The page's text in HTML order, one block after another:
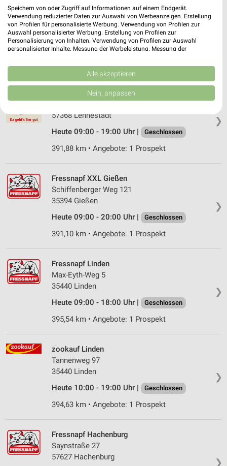
Fressnapf Betzdorf
Kirchener Straße 4
57518 Betzdorf
Heute 09:00 - 18:00 Uhr | Geschlossen
❯
ZOO & Co. Lennestadt
57368 Lennestadt
Heute 09:00 - 19:00 Uhr |
Geschlossen
391,88 km • Angebote: 1 Prospekt
❯
Fressnapf XXL Gießen
Schiffenberger Weg 121
35394 Gießen
Heute 09:00 - 20:00 Uhr |
Geschlossen
391,10 km • Angebote: 1 Prospekt
❯
Fressnapf Linden
Max-Eyth-Weg 5
35440 Linden
Heute 09:00 - 18:00 Uhr |
Geschlossen
395,54 km • Angebote: 1 Prospekt
❯
zookauf Linden
Tannenweg 97
35440 Linden
Heute 10:00 - 19:00 Uhr |
Geschlossen
394,63 km • Angebote: 1 Prospekt
❯
Fressnapf Hachenburg
Saynstraße 27
57627 Hachenburg
Speichern von oder Zugriff auf Informationen auf einem Endgerät.
Verwendung reduzierter Daten zur Auswahl von Werbeanzeigen. Erstellung
von Profilen für personalisierte Werbung. Verwendung von Profilen zur
Auswahl personalisierter Werbung. Erstellung von Profilen zur
Personalisierung von Inhalten. Verwendung von Profilen zur Auswahl
personalisierter Inhalte. Messung der Werbeleistung. Messung der
Kombinationen von Daten aus verschiedenen Quellen. Entwicklung und
Verbesserung der Angebote. Verwendung reduzierter Daten zur Auswahl
von Inhalten.
Daten können außerhalb der Europäischen Union weitergegeben und in die
USA gesendet werden.
Website/App.
Partnerliste anzeigen (1 IAB-Anbieter)
Wir nutzen Ihre Daten für folgende Zwecke:
auf einem Endgerät
Verwendung reduzierter Daten zur Auswahl von
Erstellung von Profilen für personalisierte
Verwendung von Profilen zur Auswahl
personalisierter Werbung
Erstellung von Profilen zur Personalisierung
von Inhalten
Verwendung von Profilen zur Auswahl
Messung der Werbeleistung
Messung der Performance von Inhalten
Analyse von Zielgruppen durch Statistiken oder
Verwendung reduzierter Daten zur Auswahl von
Inhalten
Alle akzeptieren
Nein, anpassen